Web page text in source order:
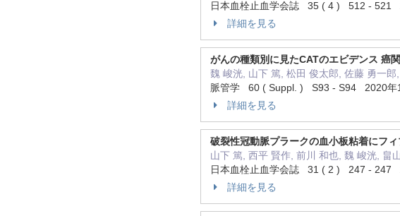
日本血栓止血学会誌 35 ( 4 ) 512 - 521
詳細を見る
がんの種類別に見たCATのエビデンス 癌
魏 峻洸, 山下 篤, 松田 俊太郎, 佐藤 勇一郎
脈管学 60 ( Suppl. ) S93 - S94 2020年
詳細を見る
破裂性冠動脈プラークの血小板粘着にフ
山下 篤, 西平 賢作, 前川 和也, 魏 峻洸, 畠
日本血栓止血学会誌 31 ( 2 ) 247 - 247
詳細を見る